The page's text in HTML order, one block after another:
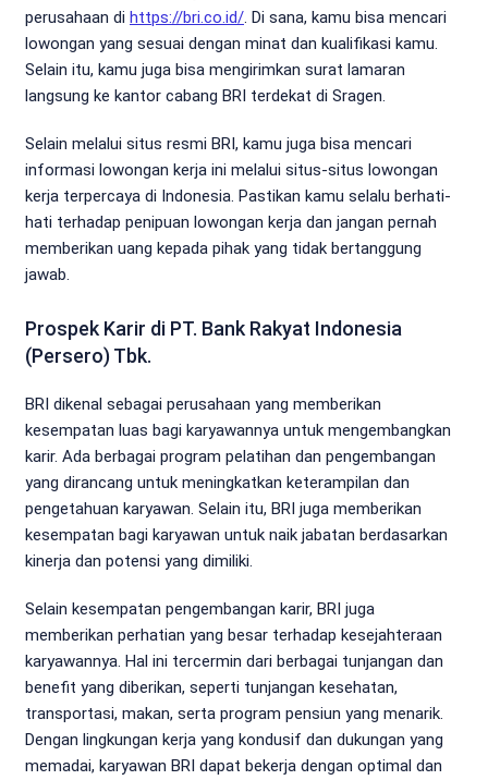
perusahaan di https://bri.co.id/. Di sana, kamu bisa mencari
lowongan yang sesuai dengan minat dan kualifikasi kamu.
Selain itu, kamu juga bisa mengirimkan surat lamaran
langsung ke kantor cabang BRI terdekat di Sragen.
Selain melalui situs resmi BRI, kamu juga bisa mencari
informasi lowongan kerja ini melalui situs-situs lowongan
kerja terpercaya di Indonesia. Pastikan kamu selalu berhati-
hati terhadap penipuan lowongan kerja dan jangan pernah
memberikan uang kepada pihak yang tidak bertanggung
jawab.
Prospek Karir di PT. Bank Rakyat Indonesia
(Persero) Tbk.
BRI dikenal sebagai perusahaan yang memberikan
kesempatan luas bagi karyawannya untuk mengembangkan
karir. Ada berbagai program pelatihan dan pengembangan
yang dirancang untuk meningkatkan keterampilan dan
pengetahuan karyawan. Selain itu, BRI juga memberikan
kesempatan bagi karyawan untuk naik jabatan berdasarkan
kinerja dan potensi yang dimiliki.
Selain kesempatan pengembangan karir, BRI juga
memberikan perhatian yang besar terhadap kesejahteraan
karyawannya. Hal ini tercermin dari berbagai tunjangan dan
benefit yang diberikan, seperti tunjangan kesehatan,
transportasi, makan, serta program pensiun yang menarik.
Dengan lingkungan kerja yang kondusif dan dukungan yang
memadai, karyawan BRI dapat bekerja dengan optimal dan